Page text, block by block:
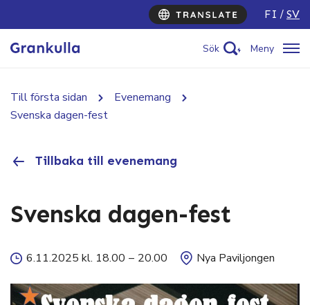
FI SV
Sök Meny
Till första sidan
Evenemang
Svenska dagen-fest
Tillbaka till evenemang
Svenska dagen-fest
6.11.2025 kl. 18.00 – 20.00 Nya Paviljongen